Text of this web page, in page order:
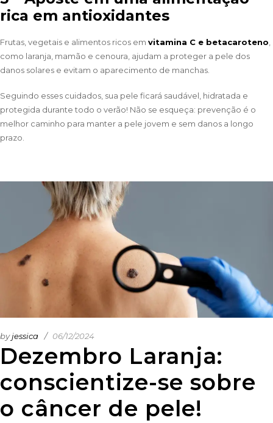
rica em antioxidantes
Frutas, vegetais e alimentos ricos em vitamina C e betacaroteno
como laranja, mamão e cenoura, ajudam a proteger a pele dos
danos solares e evitam o aparecimento de manchas.
Seguindo esses cuidados, sua pele ficará saudável, hidratada e
protegida durante todo o verão! Não se esqueça: prevenção é o
melhor caminho para manter a pele jovem e sem danos a longo
prazo.
Dezembro Laranja:
conscientize-se sobre
o câncer de pele!
byjessica 06/12/2024